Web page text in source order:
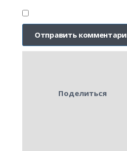
Поделиться